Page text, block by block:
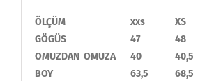
ÖLÇÜM xxs XS
GÖGÜS
47 48
OMUZDAN OMUZA
40 40,5
BOY
63,5 68,5